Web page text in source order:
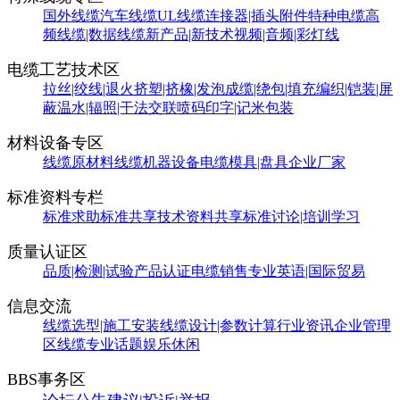
国外线缆汽车线缆UL线缆连接器|插头附件特种电缆高
频线缆|数据线缆新产品|新技术视频|音频|彩灯线
电缆工艺技术区
拉丝|绞线|退火挤塑|挤橡|发泡成缆|绕包|填充编织|铠装|屏
蔽温水|辐照|干法交联喷码印字|记米包装
材料设备专区
线缆原材料线缆机器设备电缆模具|盘具企业厂家
标准资料专栏
标准求助标准共享技术资料共享标准讨论|培训学习
质量认证区
品质|检测|试验产品认证电缆销售专业英语|国际贸易
信息交流
线缆选型|施工安装线缆设计|参数计算行业资讯企业管理
区线缆专业话题娱乐休闲
BBS事务区